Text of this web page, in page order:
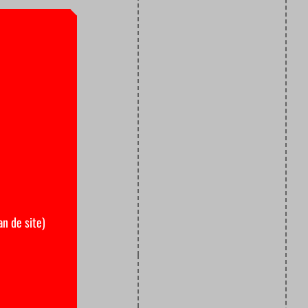
zijn.
in een
Italianen
werd op
het
de site)